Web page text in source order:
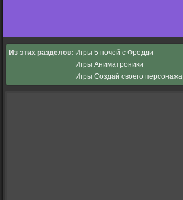
Из этих разделов: Игры 5 ночей с Фредди
Игры Аниматроники
Игры Создай своего персонажа